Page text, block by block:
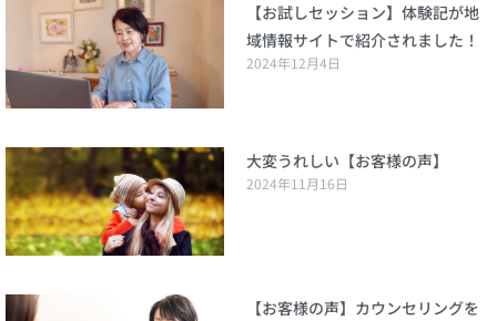
【お試しセッション】体験記が地
域情報サイトで紹介されました！
2024年12月4日
大変うれしい【お客様の声】
2024年11月16日
【お客様の声】カウンセリングを